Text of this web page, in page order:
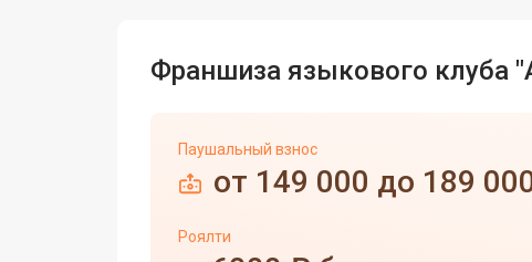
Франшиза языкового клуба
Паушальный взнос
от 149 000 до 189
Роялти